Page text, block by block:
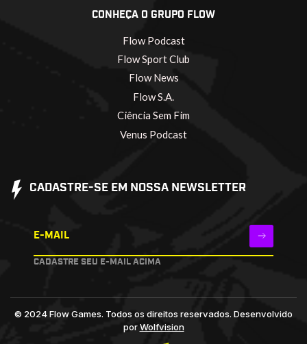
CONHEÇA O GRUPO FLOW
Flow Podcast
Flow Sport Club
Flow News
Flow S.A.
Ciência Sem Fim
Venus Podcast
CADASTRE-SE EM NOSSA NEWSLETTER
E-MAIL
CADASTRE SEU E-MAIL ACIMA
© 2024 Flow Games. Todos os direitos reservados. Desenvolvido
porWolfvision